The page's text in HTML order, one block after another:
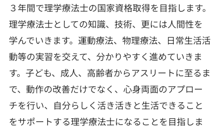
３年間で理学療法士の国家資格取得を目指します。
理学療法士としての知識、技術、更には人間性を
学んでいきます。運動療法、物理療法、日常生活活
動等の実習を交えて、分かりやすく進めていきま
す。子ども、成人、高齢者からアスリートに至るま
で、動作の改善だけでなく、心身両面のアプロー
チを行い、自分らしく活き活きと生活できること
をサポートする理学療法士になることを目指しま